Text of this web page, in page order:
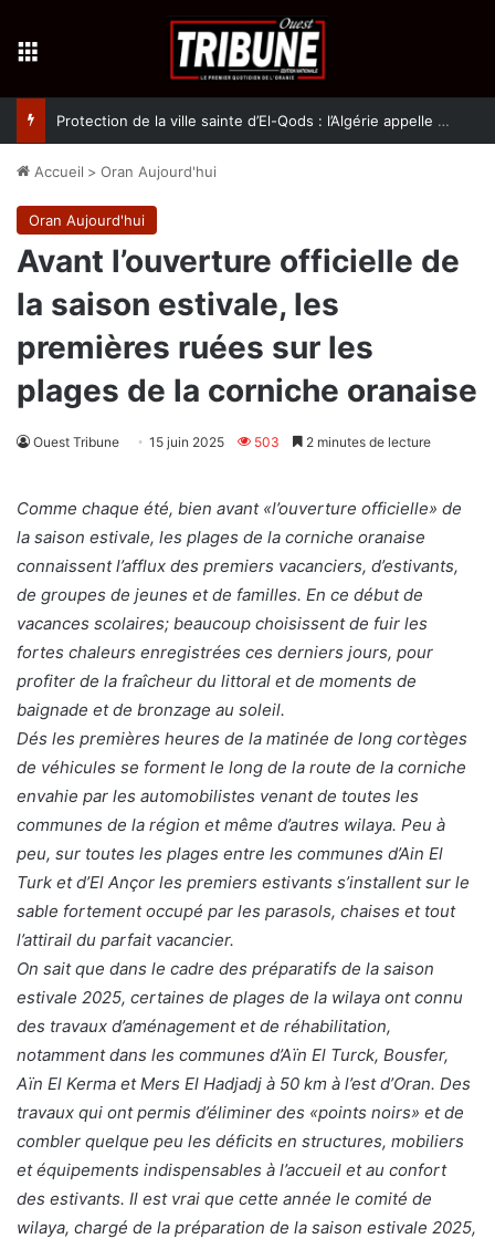
Protection de la ville sainte d’El-Qods : l’Algérie appelle à une action collective
Accueil > Oran Aujourd'hui
Oran Aujourd'hui
Avant l’ouverture officielle de
la saison estivale, les
premières ruées sur les
plages de la corniche oranaise
Ouest Tribune 15 juin 2025 503 2 minutes de lecture
Comme chaque été, bien avant «l’ouverture officielle» de
la saison estivale, les plages de la corniche oranaise
connaissent l’afflux des premiers vacanciers, d’estivants,
de groupes de jeunes et de familles. En ce début de
vacances scolaires; beaucoup choisissent de fuir les
fortes chaleurs enregistrées ces derniers jours, pour
profiter de la fraîcheur du littoral et de moments de
baignade et de bronzage au soleil.
Dés les premières heures de la matinée de long cortèges
de véhicules se forment le long de la route de la corniche
envahie par les automobilistes venant de toutes les
communes de la région et même d’autres wilaya. Peu à
peu, sur toutes les plages entre les communes d’Ain El
Turk et d’El Ançor les premiers estivants s’installent sur le
sable fortement occupé par les parasols, chaises et tout
l’attirail du parfait vacancier.
On sait que dans le cadre des préparatifs de la saison
estivale 2025, certaines de plages de la wilaya ont connu
des travaux d’aménagement et de réhabilitation,
notamment dans les communes d’Aïn El Turck, Bousfer,
Aïn El Kerma et Mers El Hadjadj à 50 km à l’est d’Oran. Des
travaux qui ont permis d’éliminer des «points noirs» et de
combler quelque peu les déficits en structures, mobiliers
et équipements indispensables à l’accueil et au confort
des estivants. Il est vrai que cette année le comité de
wilaya, chargé de la préparation de la saison estivale 2025,